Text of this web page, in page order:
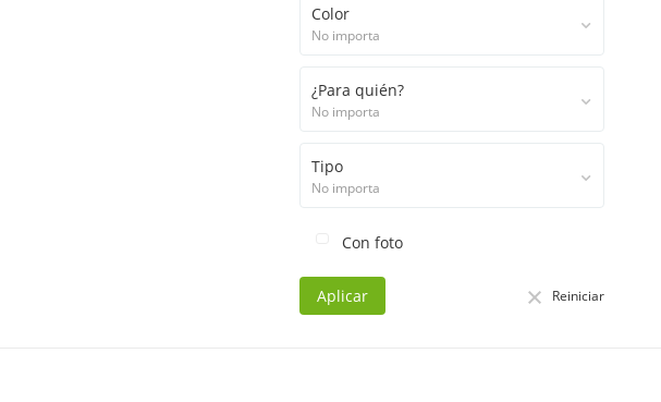
Color
No importa
¿Para quién?
No importa
Tipo
No importa
Con foto
Aplicar Reiniciar